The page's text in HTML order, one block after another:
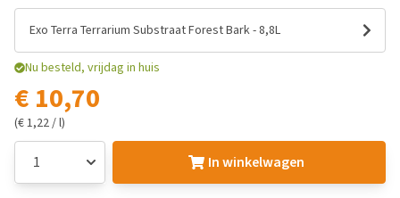
Exo Terra Terrarium Substraat Forest Bark - 8,8L
Nu besteld, vrijdag in huis
€ 10,70
(€ 1,22 / l)
In winkelwagen